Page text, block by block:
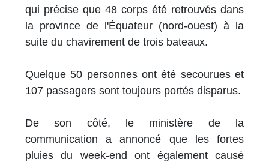
qui précise que 48 corps été retrouvés dans
la province de l'Équateur (nord-ouest) à la
suite du chavirement de trois bateaux.
Quelque 50 personnes ont été secourues et
107 passagers sont toujours portés disparus.
De son côté, le ministère de la
communication a annoncé que les fortes
pluies du week-end ont également causé